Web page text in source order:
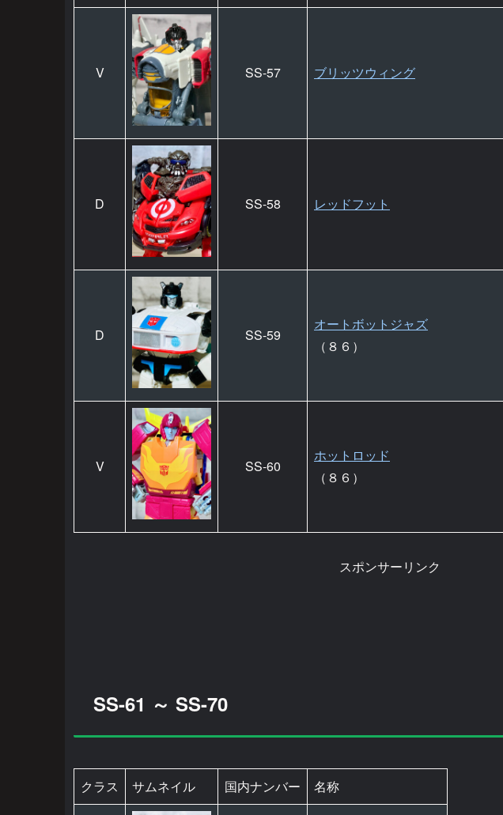
V SS-57 ブリッツウィング
D SS-58 レッドフット
D SS-59
オートボットジャズ
（８６）
V SS-60
ホットロッド
（８６）
スポンサーリンク
SS-61 ～ SS-70
クラス サムネイル 国内ナンバー 名称